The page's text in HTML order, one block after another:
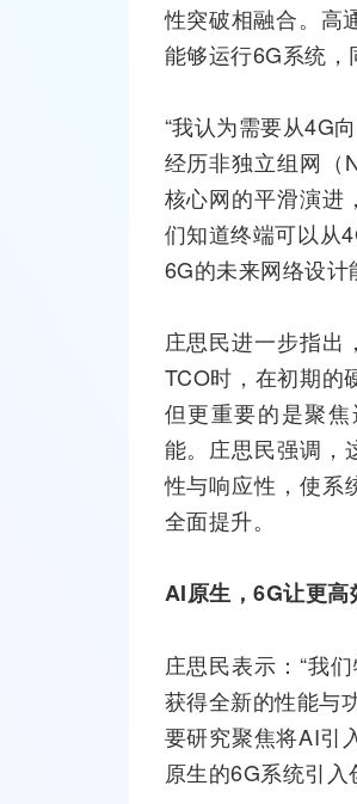
性突破相融合。高
能够运行6G系统，
“我认为需要从4G
经历非独立组网（
核心网的平滑演进
们知道终端可以从
6G的未来网络设计
庄思民进一步指出
TCO时，在初期的
但更重要的是聚
能。庄思民强调
性与响应性，使系
全面提升。
AI原生，6G让更高
庄思民表示：“我
获得全新的性能与
要研究聚焦将AI引
原生的6G系统引入